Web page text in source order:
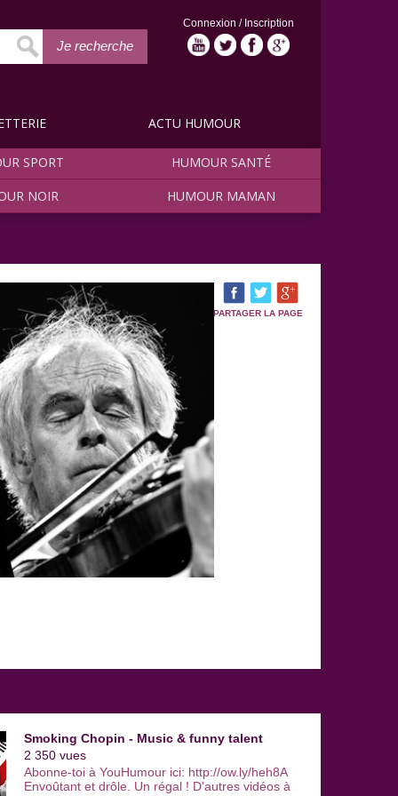
Connexion / Inscription
Je recherche
SPORT
HUMOUR SANTÉ
NOIR HUMOUR MAMAN
ACTU HUMOUR
PARTAGER LA PAGE
Smoking Chopin - Music & funny talent
2 350 vues
Abonne-toi à YouHumour ici: http://ow.ly/heh8A
Envoûtant et drôle. Un régal ! D'autres vidéos à